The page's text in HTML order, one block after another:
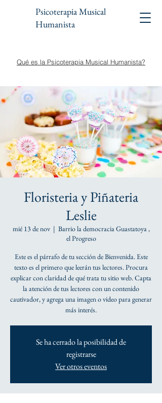
Psicoterapia Musical
Humanista
Qué es la Psicoterapia Musical Humanista?
Floristeria y Piñateria
Leslie
mié 13 de nov
  |
Barrio la democracia Guastatoya ,
el Progreso
Este es el párrafo de tu sección de Bienvenida. Este
texto es el primero que leerán tus lectores. Procura
explicar con claridad de qué trata tu sitio web. Capta
la atención de tus lectores con un contenido
cautivador, y agrega una imagen o video para generar
más interés.
Se ha cerrado la posibilidad de
registrarse
Ver otros eventos